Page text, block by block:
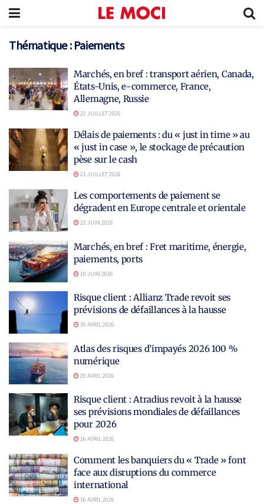
Thématique : Paiements
Marchés, en bref : transport aérien, Canada,
États-Unis, e-commerce, France,
Allemagne, Russie
22 JUILLET 2026
Délais de paiements : du « just in time » au
« just in case », le stockage de précaution
pèse sur le cash
21 JUILLET 2026
Les comportements de paiement se
dégradent en Europe centrale et orientale
22 JUIN 2026
Marchés, en bref : Fret maritime, énergie,
paiements, ports
10 JUIN 2026
Risque client : Allianz Trade revoit ses
prévisions de défaillances à la hausse
30 AVRIL 2026
Atlas des risques d’impayés 2026 100 %
numérique
20 AVRIL 2026
Risque client : Atradius revoit à la hausse
ses prévisions mondiales de défaillances
pour 2026
16 AVRIL 2026
Comment les banquiers du « Trade » font
face aux disruptions du commerce
international
16 AVRIL 2026